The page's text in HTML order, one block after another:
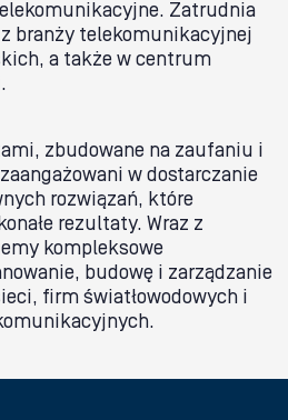
Zatrudnia
branży telekomunikacyjnej
a także w centrum
zbudowane na zaufaniu i
w dostarczanie
rozwiązań, które
rezultaty. Wraz z
kompleksowe
budowę i zarządzanie
firm światłowodowych i